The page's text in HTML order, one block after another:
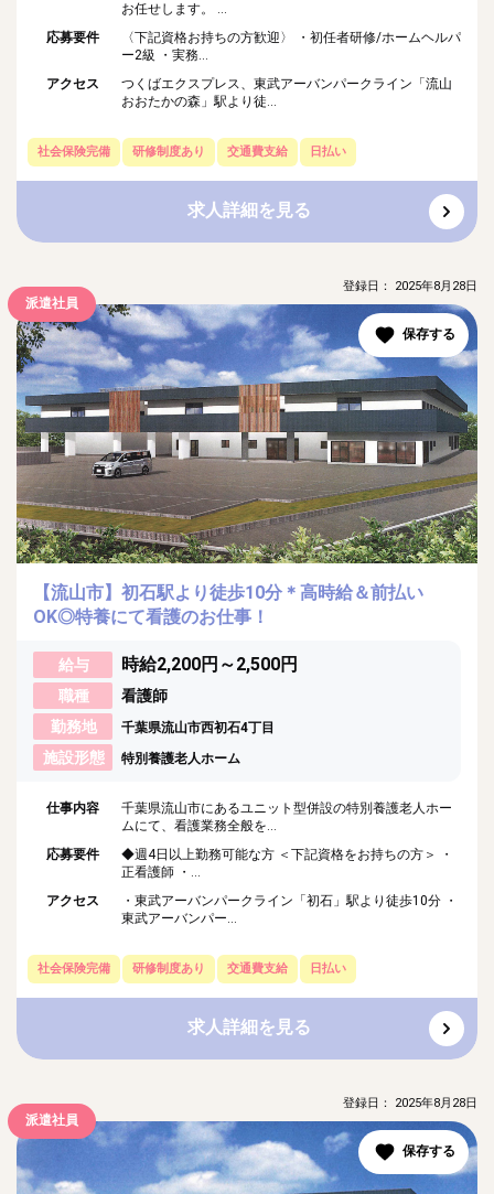
応募要件
〈下記資格お持ちの方歓迎〉 ・初任者研修/ホームヘルパ
ー2級 ・実務...
アクセス
つくばエクスプレス、東武アーバンパークライン「流山
おおたかの森」駅より徒...
社会保険完備 研修制度あり 交通費支給 日払い
求人詳細を見る
派遣社員
登録日： 2025年8月28日
【流山市】初石駅より徒歩10分＊高時給＆前払い
OK◎特養にて看護のお仕事！
給与 時給2,200円～2,500円
職種
看護師
勤務地
千葉県流山市西初石4丁目
施設形態 特別養護老人ホーム
仕事内容
千葉県流山市にあるユニット型併設の特別養護老人ホー
ムにて、看護業務全般を...
応募要件
◆週4日以上勤務可能な方 ＜下記資格をお持ちの方＞ ・
正看護師 ・...
アクセス
・東武アーバンパークライン「初石」駅より徒歩10分 ・
東武アーバンパー...
社会保険完備 研修制度あり 交通費支給 日払い
求人詳細を見る
派遣社員
登録日： 2025年8月28日